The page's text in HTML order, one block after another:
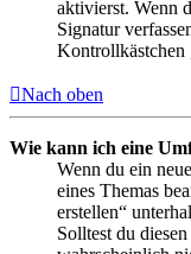
aktivierst. Wenn
Signatur
Kontrollkästchen
Nach oben
Wie kann ich eine
Wenn du ein
eines Themas
erstellen“
Solltest du